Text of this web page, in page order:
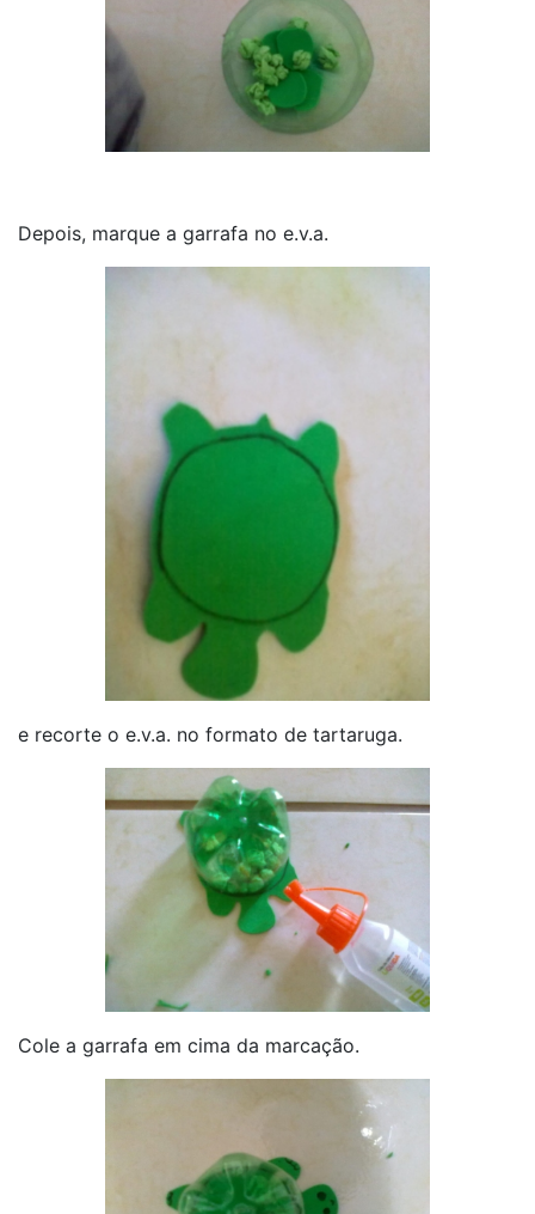
Depois, marque a garrafa no e.v.a.
e recorte o e.v.a. no formato de tartaruga.
Cole a garrafa em cima da marcação.